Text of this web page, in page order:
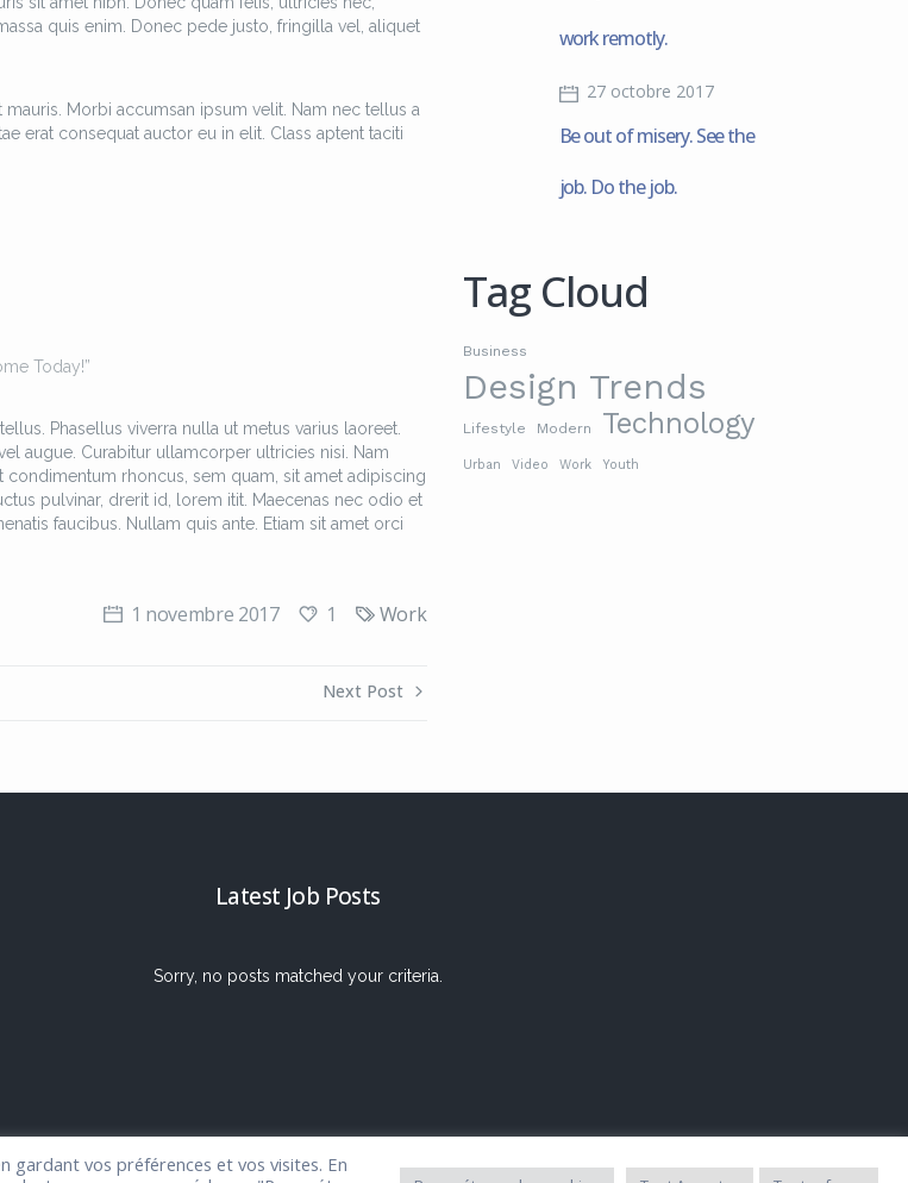
quis enim. Donec pede justo, fringilla vel, aliquet
Morbi accumsan ipsum velit. Nam nec tellus a
erat consequat auctor eu in elit. Class aptent taciti
Today!”
Phasellus viverra nulla ut metus varius laoreet.
augue. Curabitur ullamcorper ultricies nisi. Nam
rhoncus, sem quam, sit amet adipiscing
pulvinar, drerit id, lorem itit. Maecenas nec odio et
faucibus. Nullam quis ante. Etiam sit amet orci
1 novembre 2017 1 Work
Next Post
work remotly.
27 octobre 2017
Be out of misery. See the
job. Do the job.
Tag Cloud
Business
Design Trends
Lifestyle Modern Technology
Urban Video Work Youth
Latest Job Posts
Sorry, no posts matched your criteria.
gardant vos préférences et vos visites. En